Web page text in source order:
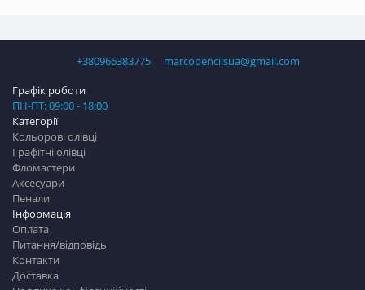
+380966383775 marcopencilsua@gmail.com
Категорії
Кольорові олівці
Графітні олівці
Фломастери
Аксесуари
Пенали
Інформація
Оплата
Питання/відповідь
Контакти
Доставка
Графік роботи
ПН-ПТ: 09:00 - 18:00